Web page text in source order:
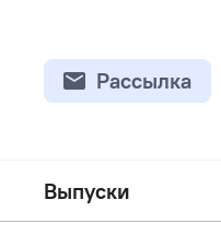
Рассылка
Выпуски